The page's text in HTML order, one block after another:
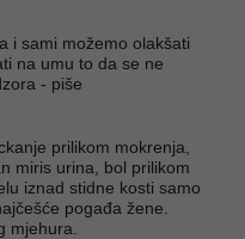
i sami možemo olakšati
na umu to da se ne
- piše
prilikom mokrenja,
miris urina, bol prilikom
iznad stidne kosti samo
pogađa žene.
mjehura.